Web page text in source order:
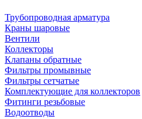
Трубопроводная арматура
Краны шаровые
Вентили
Коллекторы
Клапаны обратные
Фильтры промывные
Фильтры сетчатые
Комплектующие для коллекторов
Фитинги резьбовые
Водоотводы